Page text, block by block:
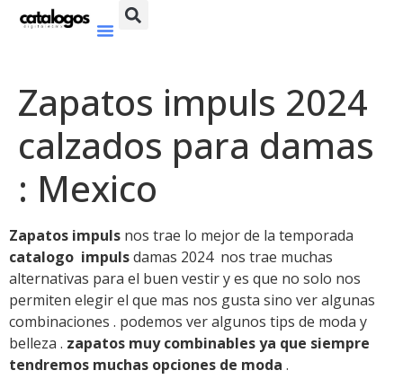
Zapatos impuls 2024
calzados para damas
: Mexico
Zapatos impuls nos trae lo mejor de la temporada
catalogo impulsdamas 2024 nos trae muchas
alternativas para el buen vestir y es que no solo nos
permiten elegir el que mas nos gusta sino ver algunas
combinaciones . podemos ver algunos tips de moda y
belleza . zapatos muy combinables ya que siempre
tendremos muchas opciones de moda .